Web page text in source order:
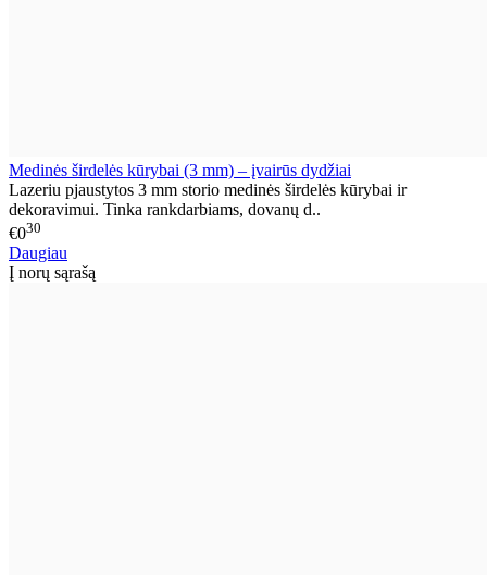
Medinės širdelės kūrybai (3 mm) – įvairūs dydžiai
Lazeriu pjaustytos 3 mm storio medinės širdelės kūrybai ir
dekoravimui. Tinka rankdarbiams, dovanų d..
€030
Daugiau
Į norų sąrašą